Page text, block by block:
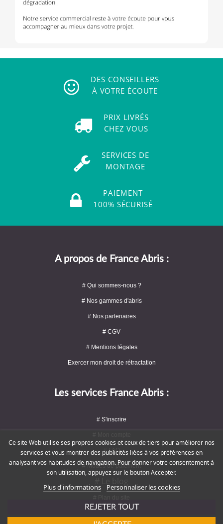
DES CONSEILLERS
À VOTRE ÉCOUTE
PRIX LIVRÉS
CHEZ VOUS
SERVICES DE
MONTAGE
PAIEMENT
100% SÉCURISÉ
A propos de France Abris :
# Qui sommes-nous ?
# Nos gammes d'abris
# Nos partenaires
# CGV
# Mentions légales
Exercer mon droit de rétractation
Les services France Abris :
# S'inscrire
# FAQ
# Modes de paiement
Ce site Web utilise ses propres cookies et ceux de tiers pour améliorer nos
services et vous montrer des publicités liées à vos préférences en
analysant vos habitudes de navigation. Pour donner votre consentement à
son utilisation, appuyez sur le bouton Accepter.
Plus d'informations Personnaliser les cookies
REJETER TOUT